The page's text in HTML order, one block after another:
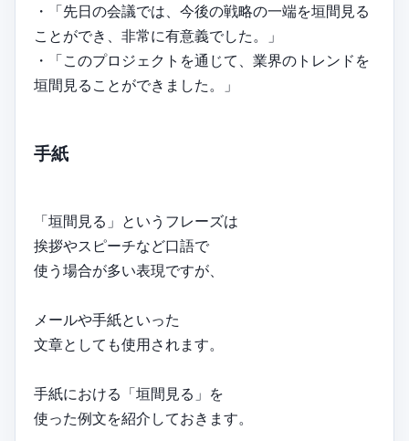
・「先日の会議では、今後の戦略の一端を垣間見る
ことができ、非常に有意義でした。」
・「このプロジェクトを通じて、業界のトレンドを
垣間見ることができました。」
手紙
「垣間見る」というフレーズは
挨拶やスピーチなど口語で
使う場合が多い表現ですが、
メールや手紙といった
文章としても使用されます。
手紙における「垣間見る」を
使った例文を紹介しておきます。